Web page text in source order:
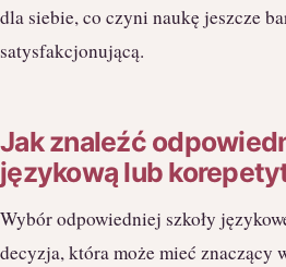
dla siebie, co czyni naukę jeszcze
satysfakcjonującą.
Jak znaleźć
językową lub
Wybór odpowiedniej szkoły
decyzja, która może mieć znaczący